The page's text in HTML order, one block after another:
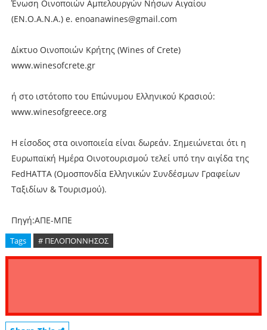
Ένωση Οινοποιών Αμπελουργών Νήσων Αιγαίου
(ΕΝ.Ο.Α.Ν.Α.) e. enoanawines@gmail.com
Δίκτυο Οινοποιών Κρήτης (Wines of Crete)
www.winesofcrete.gr
ή στο ιστότοπο του Επώνυμου Ελληνικού Κρασιού:
www.winesofgreece.org
Η είσοδος στα οινοποιεία είναι δωρεάν. Σημειώνεται ότι η
Ευρωπαϊκή Ημέρα Οινοτουρισμού τελεί υπό την αιγίδα της
FedHATTA (Ομοσπονδία Ελληνικών Συνδέσμων Γραφείων
Ταξιδίων & Τουρισμού).
Πηγή:ΑΠΕ-ΜΠΕ
Tags # ΠΕΛΟΠΟΝΝΗΣΟΣ